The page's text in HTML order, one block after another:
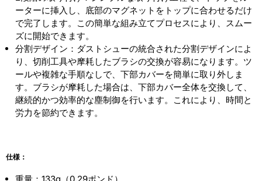
減
ら
す
増
す
ーターに挿入し、底部のマグネットをトップに合わせるだけ
で完了します。この簡単な組み立てプロセスにより、スムー
ズに開始できます。
分割デザイン：ダストシューの統合された分割デザインによ
り、切削工具や摩耗したブラシの交換が容易になります。ツ
ールや複雑な手順なしで、下部カバーを簡単に取り外しま
す。ブラシが摩耗した場合は、下部カバー全体を交換して、
継続的かつ効率的な塵制御を行います。これにより、時間と
労力を節約できます。
仕様：